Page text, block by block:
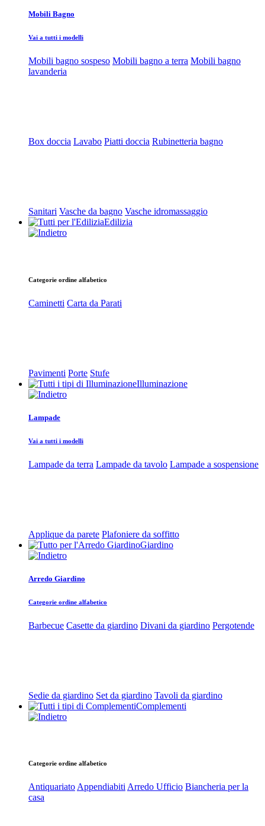
Mobili Bagno
Vai a tutti i modelli
Mobili bagno sospeso Mobili bagno a terra Mobili bagno
lavanderia
Box doccia Lavabo Piatti doccia Rubinetteria bagno
Sanitari Vasche da bagno Vasche idromassaggio
Edilizia
Categorie ordine alfabetico
Caminetti Carta da Parati
Pavimenti Porte Stufe
Illuminazione
Lampade
Vai a tutti i modelli
Lampade da terra Lampade da tavolo Lampade a sospensione
Applique da parete Plafoniere da soffitto
Giardino
Arredo Giardino
Categorie ordine alfabetico
Barbecue Casette da giardino Divani da giardino Pergotende
Sedie da giardino Set da giardino Tavoli da giardino
Complementi
Categorie ordine alfabetico
Antiquariato Appendiabiti Arredo Ufficio Biancheria per la
casa